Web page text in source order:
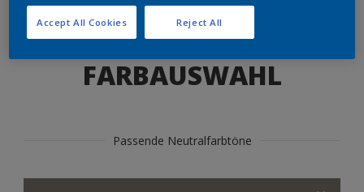
FARBAUSWAHL
Passende Neutralfarbtöne
Reject All
Accept All Cookies